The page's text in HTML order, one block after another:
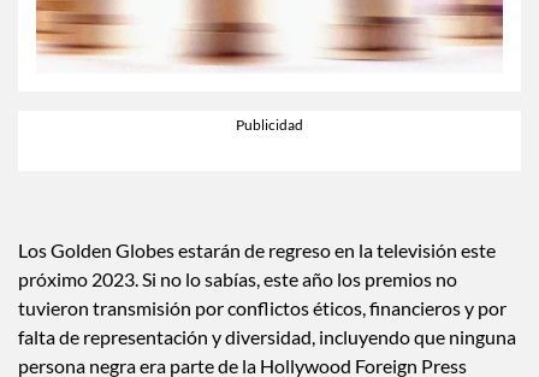
Los Golden Globes estarán de regreso en la televisión este
próximo 2023. Si no lo sabías, este año los premios no
tuvieron transmisión por conflictos éticos, financieros y por
falta de representación y diversidad, incluyendo que ninguna